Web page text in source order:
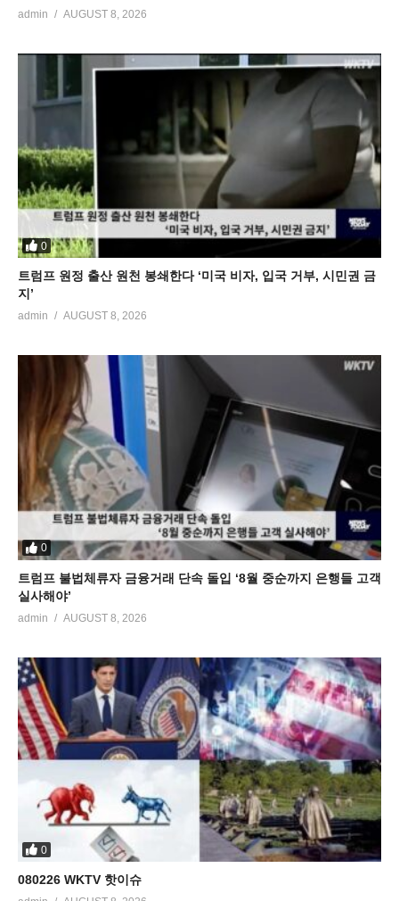
admin AUGUST 8, 2026
0
트럼프 원정 출산 원천 봉쇄한다 ‘미국 비자, 입국 거부, 시민권 금
지’
admin AUGUST 8, 2026
0
트럼프 불법체류자 금융거래 단속 돌입 ‘8월 중순까지 은행들 고객
실사해야’
admin AUGUST 8, 2026
0
080226 WKTV 핫이슈